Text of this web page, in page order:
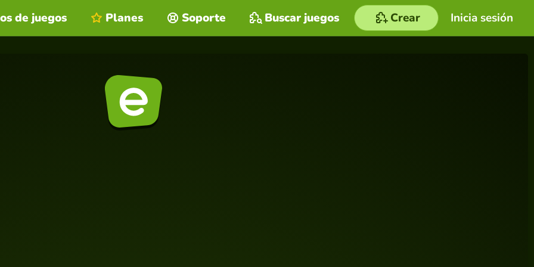
Inicia sesión
de juegos Planes Soporte Buscar juegos Crear